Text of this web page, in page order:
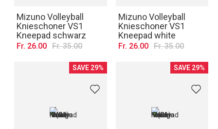
Mizuno Volleyball
Knieschoner VS1
Kneepad schwarz
Fr. 26.00 Fr. 35.00
Mizuno Volleyball
Knieschoner VS1
Kneepad white
Fr. 26.00 Fr. 35.00
SAVE 29% SAVE 29%